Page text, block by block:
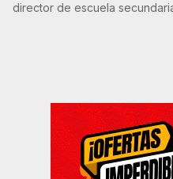
director de escuela